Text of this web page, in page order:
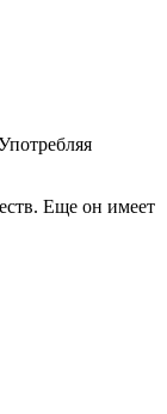
Еще он имеет